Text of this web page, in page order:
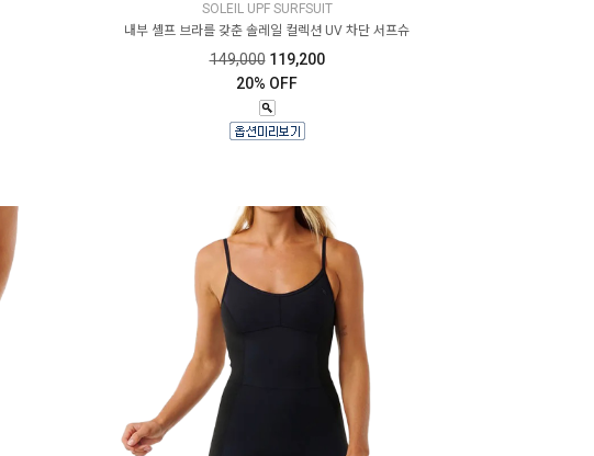
SOLEIL UPF SURFSUIT
내부 셸프 브라를 갖춘 솔레일 컬렉션 UV 차단 서프슈
149,000 119,200
20% OFF